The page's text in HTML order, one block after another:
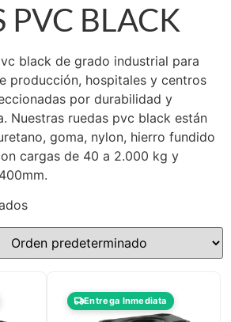
PVC BLACK
black de grado industrial para
producción, hospitales y centros
por durabilidad y
Nuestras ruedas pvc black están
goma, nylon, hierro fundido
cargas de 40 a 2.000 kg y
Entrega Inmediata